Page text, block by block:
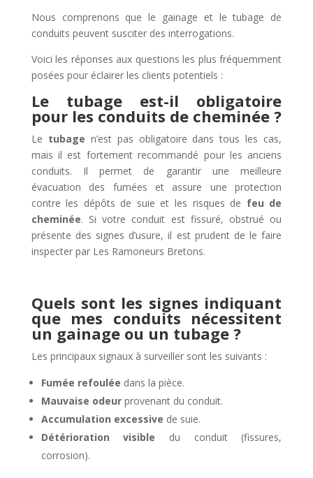
Nous comprenons que le gainage et le tubage de
conduits peuvent susciter des interrogations.
Voici les réponses aux questions les plus fréquemment
posées pour éclairer les clients potentiels :
Le tubage est-il obligatoire
pour les conduits de cheminée ?
Le tubage n’est pas obligatoire dans tous les cas,
mais il est fortement recommandé pour les anciens
conduits. Il permet de garantir une meilleure
évacuation des fumées et assure une protection
contre les dépôts de suie et les risques de feu de
cheminée. Si votre conduit est fissuré, obstrué ou
présente des signes d’usure, il est prudent de le faire
inspecter par Les Ramoneurs Bretons.
Quels sont les signes indiquant
que mes conduits nécessitent
un gainage ou un tubage ?
Les principaux signaux à surveiller sont les suivants :
Fumée refoulée dans la pièce.
Mauvaise odeurprovenant du conduit.
Accumulation excessive de suie.
Détérioration visible du conduit (fissures,
corrosion).